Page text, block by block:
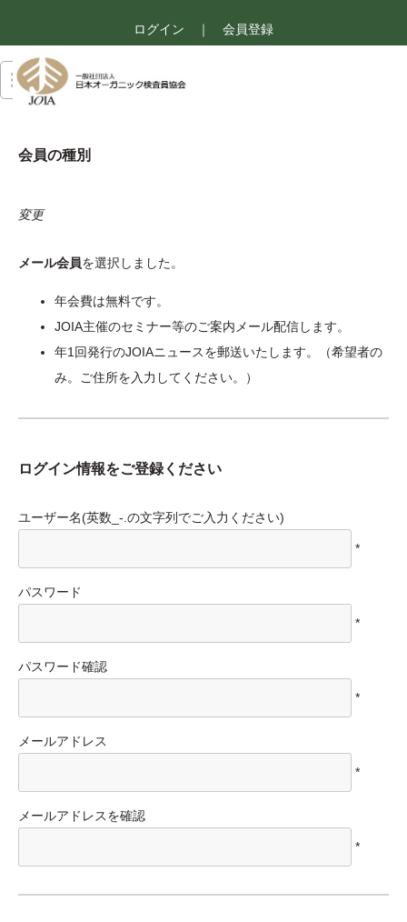
ログイン ｜ 会員登録
会員の種別
変更
メール会員を選択しました。
年会費は無料です。
JOIA主催のセミナー等のご案内メール配信します。
年1回発行のJOIAニュースを郵送いたします。（希望者の
み。ご住所を入力してください。）
ログイン情報をご登録ください
ユーザー名(英数_-.の文字列でご入力ください)
*
パスワード
*
パスワード確認
*
メールアドレス
*
メールアドレスを確認
*